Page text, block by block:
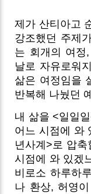
제가 산티아고
강조했던 주제
는 회개의 여정
날로 자유로워
삶은 여정임을
반복해 나눴던
내 삶을 <일일
어느 시점에 와
년사계>로 압
시점에 와 있겠
비로소 하루하
나 환상, 허영